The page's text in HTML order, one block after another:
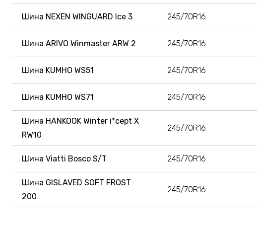
Шина NEXEN WINGUARD Ice 3 245/70R16
Шина ARIVO Winmaster ARW 2 245/70R16
Шина KUMHO WS51 245/70R16
Шина KUMHO WS71 245/70R16
Шина HANKOOK Winter i*cept X
RW10
245/70R16
Шина Viatti Bosco S/T 245/70R16
Шина GISLAVED SOFT FROST
200
245/70R16